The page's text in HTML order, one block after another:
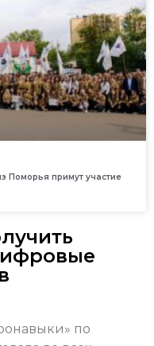
Поморья примут участие
по